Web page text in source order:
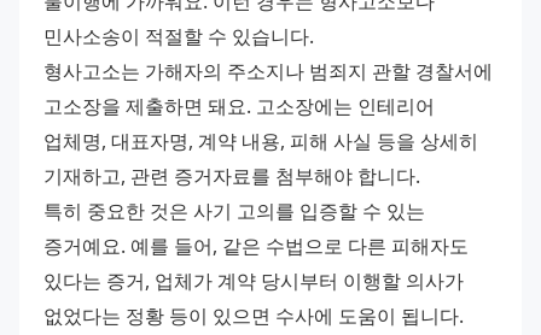
민사소송이 적절할 수 있습니다.
형사고소는 가해자의 주소지나 범죄지 관할 경찰서에
고소장을 제출하면 돼요. 고소장에는 인테리어
업체명, 대표자명, 계약 내용, 피해 사실 등을 상세히
기재하고, 관련 증거자료를 첨부해야 합니다.
특히 중요한 것은 사기 고의를 입증할 수 있는
증거예요. 예를 들어, 같은 수법으로 다른 피해자도
있다는 증거, 업체가 계약 당시부터 이행할 의사가
없었다는 정황 등이 있으면 수사에 도움이 됩니다.